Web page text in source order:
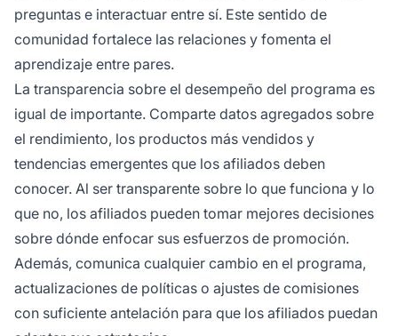
preguntas e interactuar entre sí. Este sentido de
comunidad fortalece las relaciones y fomenta el
aprendizaje entre pares.
La transparencia sobre el desempeño del programa es
igual de importante. Comparte datos agregados sobre
el rendimiento, los productos más vendidos y
tendencias emergentes que los afiliados deben
conocer. Al ser transparente sobre lo que funciona y lo
que no, los afiliados pueden tomar mejores decisiones
sobre dónde enfocar sus esfuerzos de promoción.
Además, comunica cualquier cambio en el programa,
actualizaciones de políticas o ajustes de comisiones
con suficiente antelación para que los afiliados puedan